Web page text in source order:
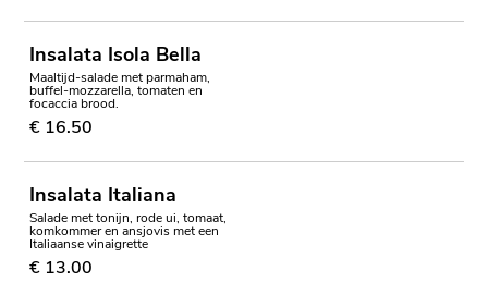
Insalata Isola Bella
Maaltijd-salade met parmaham,
buffel-mozzarella, tomaten en
focaccia brood.
€ 16.50
Insalata Italiana
Salade met tonijn, rode ui, tomaat,
komkommer en ansjovis met een
Italiaanse vinaigrette
€ 13.00